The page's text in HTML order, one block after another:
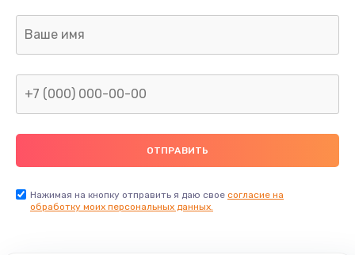
Заказать
Ремонт капиллярной трубки
400 руб.
Заказать
Нажимая на кнопку отправить я даю свое согласие на
обработку моих персональных данных.